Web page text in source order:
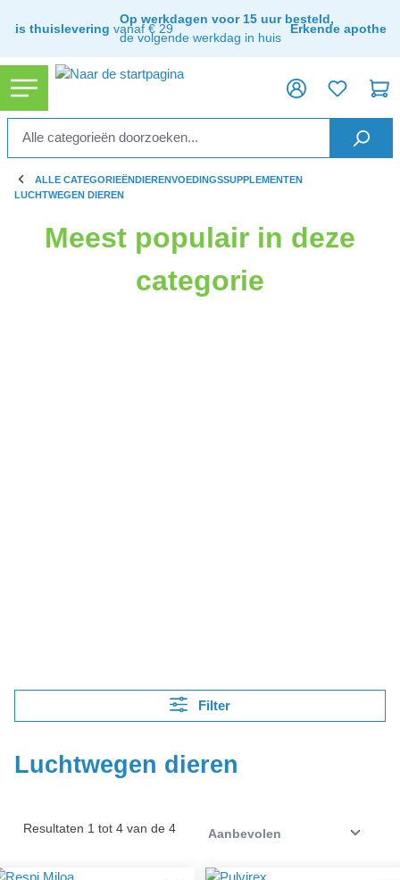
thuislevering vanaf € 29
Op werkdagen voor 15 uur besteld,
de volgende werkdag in huis
Erkende apotheek
ALLE CATEGORIEËNDIERENVOEDINGSSUPPLEMENTEN
LUCHTWEGEN DIEREN
Meest populair in deze
categorie
Filter
Luchtwegen dieren
Resultaten 1 tot 4 van de 4